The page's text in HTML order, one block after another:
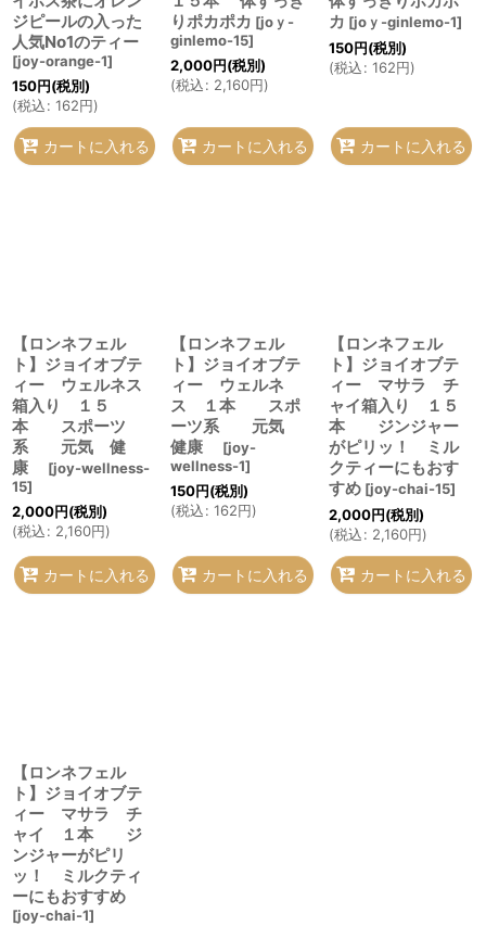
ジピールの入った
人気No1のティー
[joy-orange-1]
150円(税別)
(税込: 162円)
カートに入れる
りポカポカ [joｙ-
ginlemo-15]
2,000円(税別)
(税込: 2,160円)
カートに入れる
カ [joｙ-ginlemo-1]
150円(税別)
(税込: 162円)
カートに入れる
【ロンネフェル
ト】ジョイオブテ
ィー ウェルネス
箱入り １５
本 スポーツ
系 元気 健
康
[joy-wellness-
15]
2,000円(税別)
(税込: 2,160円)
カートに入れる
【ロンネフェル
ト】ジョイオブテ
ィー ウェルネ
ス １本 スポ
ーツ系 元気
健康
[joy-
wellness-1]
150円(税別)
(税込: 162円)
カートに入れる
【ロンネフェル
ト】ジョイオブテ
ィー マサラ チ
ャイ箱入り １５
本 ジンジャー
がピリッ！ ミル
クティーにもおす
すめ [joy-chai-15]
2,000円(税別)
(税込: 2,160円)
カートに入れる
【ロンネフェル
ト】ジョイオブテ
ィー マサラ チ
ャイ １本 ジ
ンジャーがピリ
ッ！ ミルクティ
ーにもおすすめ
[joy-chai-1]